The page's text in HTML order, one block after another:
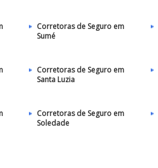
Corretoras de Seguro em
Sumé
Corretoras de Seguro em
Santa Luzia
Corretoras de Seguro em
Soledade